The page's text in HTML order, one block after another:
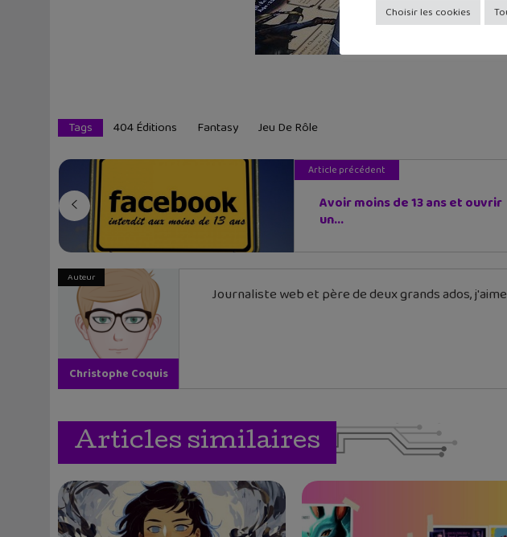
Tags 404 Éditions Fantasy Jeu De Rôle
Article précédent
Avoir moins de 13 ans et ouvrir
un...
Auteur
Christophe Coquis
Journaliste web et père de deux grands ados,
Articles similaires
Choisir les cookies